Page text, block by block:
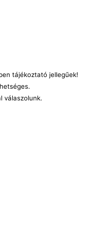
tájékoztató jellegűek!
válaszolunk.